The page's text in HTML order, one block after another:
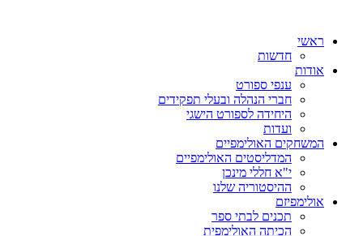
ראשי
חדשות
אודות
ענפי ספורט
חברי הנהלה ובעלי תפקידים
היחידה לספורט הישגי
ועדות
המשחקים האולימפיים
המדליסטים האולימפיים
י"א חללי מינכן
ההיסטוריה שלנו
אולימפיזם
תכנים לבתי ספר
הכיתה האולימפית